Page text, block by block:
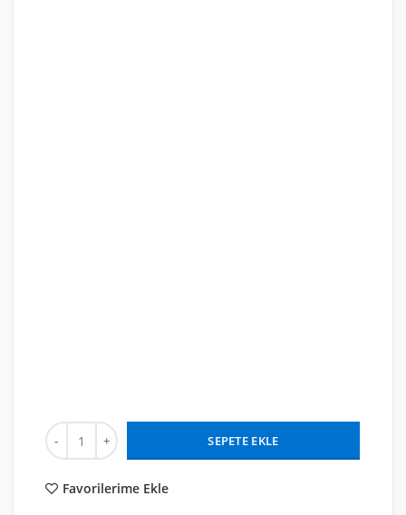
SEPETE EKLE
Favorilerime Ekle